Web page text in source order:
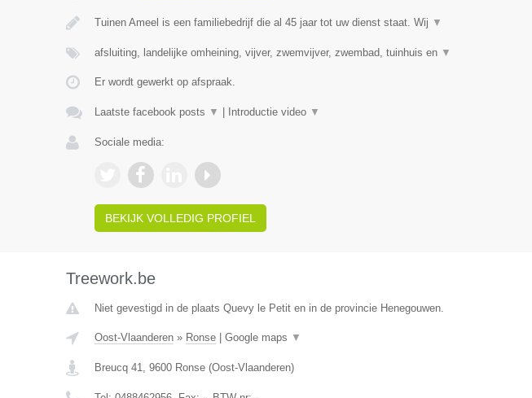
Tuinen Ameel is een familiebedrijf die al 45 jaar tot uw dienst staat. Wij ▼
afsluiting, landelijke omheining, vijver, zwemvijver, zwembad, tuinhuis en ▼
Er wordt gewerkt op afspraak.
Laatste facebook posts ▼ Introductie video ▼
Sociale media:
BEKIJK VOLLEDIG PROFIEL
Treework.be
Niet gevestigd in de plaats Quevy le Petit en in de provincie Henegouwen.
Oost-Vlaanderen» Ronse| Google maps ▼
Breucq 41, 9600 Ronse(Oost-Vlaanderen)